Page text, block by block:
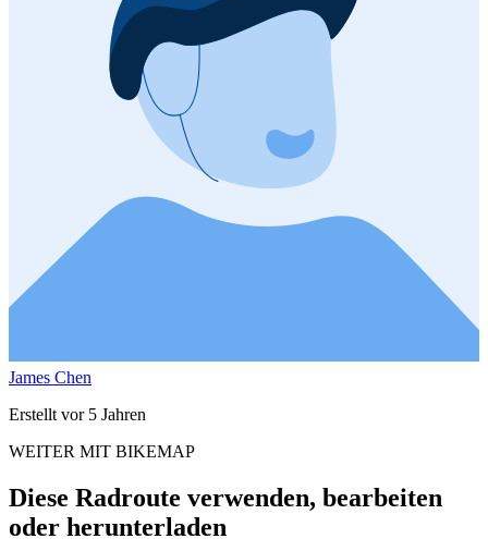
James Chen
Erstellt vor 5 Jahren
WEITER MIT BIKEMAP
Diese Radroute verwenden, bearbeiten
oder herunterladen